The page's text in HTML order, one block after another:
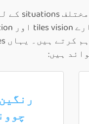
ہیں: